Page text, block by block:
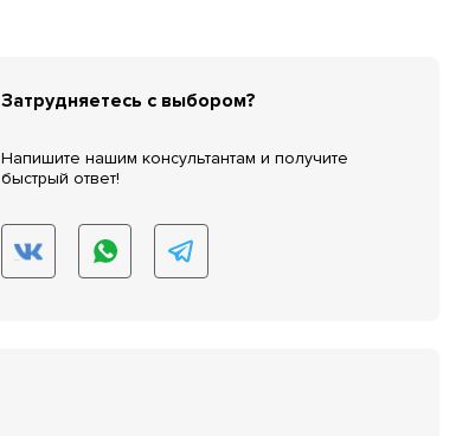
Затрудняетесь с выбором?
Напишите нашим консультантам и получите
быстрый ответ!